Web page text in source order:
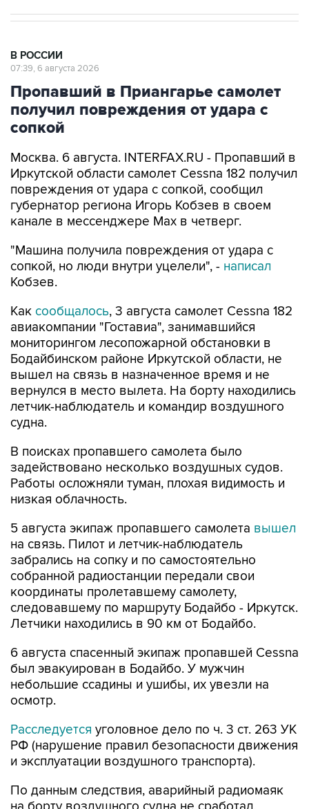
В РОССИИ
07:39, 6 августа 2026
Пропавший в Приангарье самолет
получил повреждения от удара с
сопкой
Москва. 6 августа. INTERFAX.RU - Пропавший в
Иркутской области самолет Cessna 182 получил
повреждения от удара с сопкой, сообщил
губернатор региона Игорь Кобзев в своем
канале в мессенджере Мах в четверг.
"Машина получила повреждения от удара с
сопкой, но люди внутри уцелели", - написал
Кобзев.
Как сообщалось, 3 августа самолет Cessna 182
авиакомпании "Гоставиа", занимавшийся
мониторингом лесопожарной обстановки в
Бодайбинском районе Иркутской области, не
вышел на связь в назначенное время и не
вернулся в место вылета. На борту находились
летчик-наблюдатель и командир воздушного
судна.
В поисках пропавшего самолета было
задействовано несколько воздушных судов.
Работы осложняли туман, плохая видимость и
низкая облачность.
5 августа экипаж пропавшего самолета вышел
на связь. Пилот и летчик-наблюдатель
забрались на сопку и по самостоятельно
собранной радиостанции передали свои
координаты пролетавшему самолету,
следовавшему по маршруту Бодайбо - Иркутск.
Летчики находились в 90 км от Бодайбо.
6 августа спасенный экипаж пропавшей Cessna
был эвакуирован в Бодайбо. У мужчин
небольшие ссадины и ушибы, их увезли на
осмотр.
Расследуется уголовное дело по ч. 3 ст. 263 УК
РФ (нарушение правил безопасности движения
и эксплуатации воздушного транспорта).
По данным следствия, аварийный радиомаяк